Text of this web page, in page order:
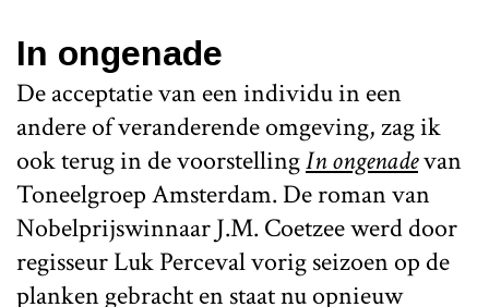
In ongenade
De acceptatie van een individu in een
andere of veranderende omgeving, zag ik
ook terug in de voorstellingIn ongenadevan
Toneelgroep Amsterdam. De roman van
Nobelprijswinnaar J.M. Coetzee werd door
regisseur Luk Perceval vorig seizoen op de
planken gebracht en staat nu opnieuw